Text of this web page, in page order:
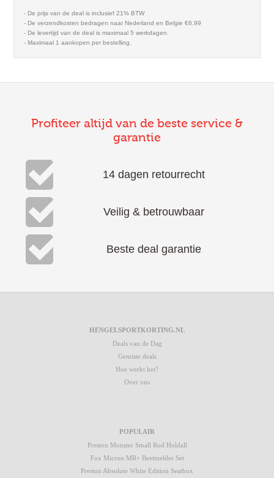
- De prijs van de deal is inclusief 21% BTW
- De verzendkosten bedragen naar Nederland en Belgie €6.99
- De levertijd van de deal is maximaal 5 werkdagen.
- Maximaal 1 aankopen per bestelling.
Profiteer altijd van de beste service &
garantie
14 dagen retourrecht
Veilig & betrouwbaar
Beste deal garantie
HENGELSPORTKORTING.NL
Deals van de Dag
Gemiste deals
Hoe werkt het?
Over ons
POPULAIR
Preston Monster Small Rod Holdall
Fox Micron MR+ Beetmelder Set
Preston Absolute White Edition Seatbox